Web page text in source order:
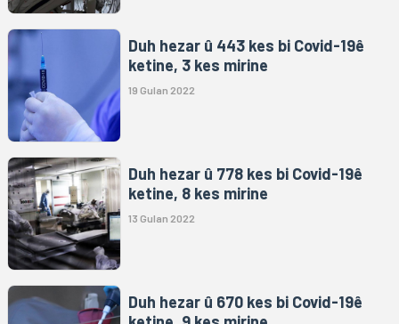
Duh hezar û 443 kes bi Covid-19ê
ketine, 3 kes mirine
19 Gulan 2022
Duh hezar û 778 kes bi Covid-19ê
ketine, 8 kes mirine
13 Gulan 2022
Duh hezar û 670 kes bi Covid-19ê